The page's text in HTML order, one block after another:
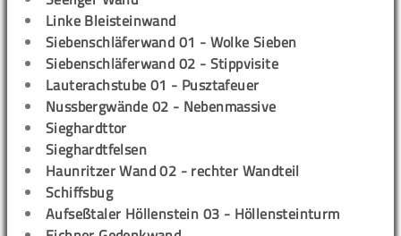
Linke Bleisteinwand
Siebenschläferwand 01 - Wolke Sieben
Siebenschläferwand 02 - Stippvisite
Lauterachstube 01 - Pusztafeuer
Nussbergwände 02 - Nebenmassive
Sieghardttor
Sieghardtfelsen
Haunritzer Wand 02 - rechter Wandteil
Schiffsbug
Aufseßtaler Höllenstein 03 - Höllensteinturm